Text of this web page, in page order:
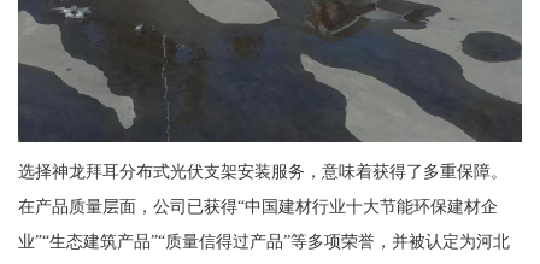
选择神龙拜耳分布式光伏支架安装服务，意味着获得了多重保障。
在产品质量层面，公司已获得“中国建材行业十大节能环保建材企
业”“生态建筑产品”“质量信得过产品”等多项荣誉，并被认定为河北